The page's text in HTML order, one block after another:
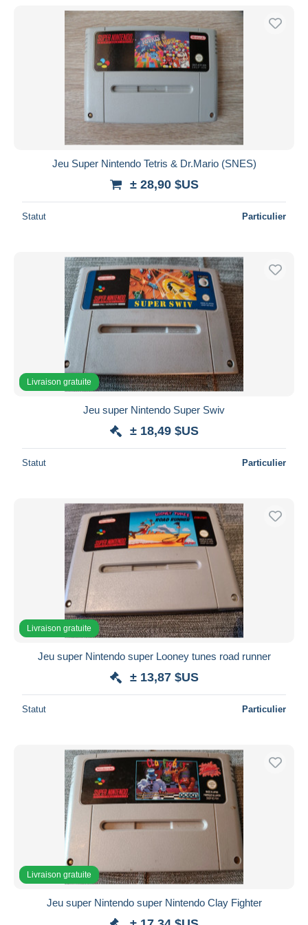
Uniquement en réduction
Livraison gratuite
Méthodes de paiement
PayPal
Virement bancaire
Visa
Mastercard
Bancontact
Tout désélectionner
Monde entier
Jeu Super Nintendo Tetris & Dr.Mario (SNES)
± 28,90 $US
Statut Particulier
Livraison gratuite
Jeu super Nintendo Super Swiv
± 18,49 $US
Statut Particulier
Livraison gratuite
Jeu super Nintendo super Looney tunes road runner
± 13,87 $US
Statut Particulier
Livraison gratuite
Jeu super Nintendo super Nintendo Clay Fighter